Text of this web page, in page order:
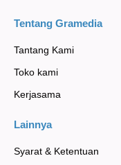
Tentang Gramedia
Tantang Kami
Toko kami
Kerjasama
Lainnya
Syarat & Ketentuan